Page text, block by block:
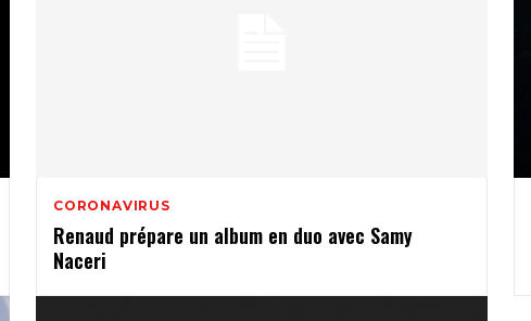
CORONAVIRUS
Renaud prépare un album en duo avec Samy
Naceri